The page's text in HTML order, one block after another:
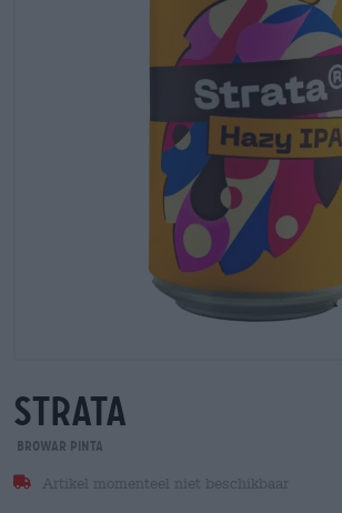
strata
Browar Pinta
Artikel momenteel niet beschikbaar